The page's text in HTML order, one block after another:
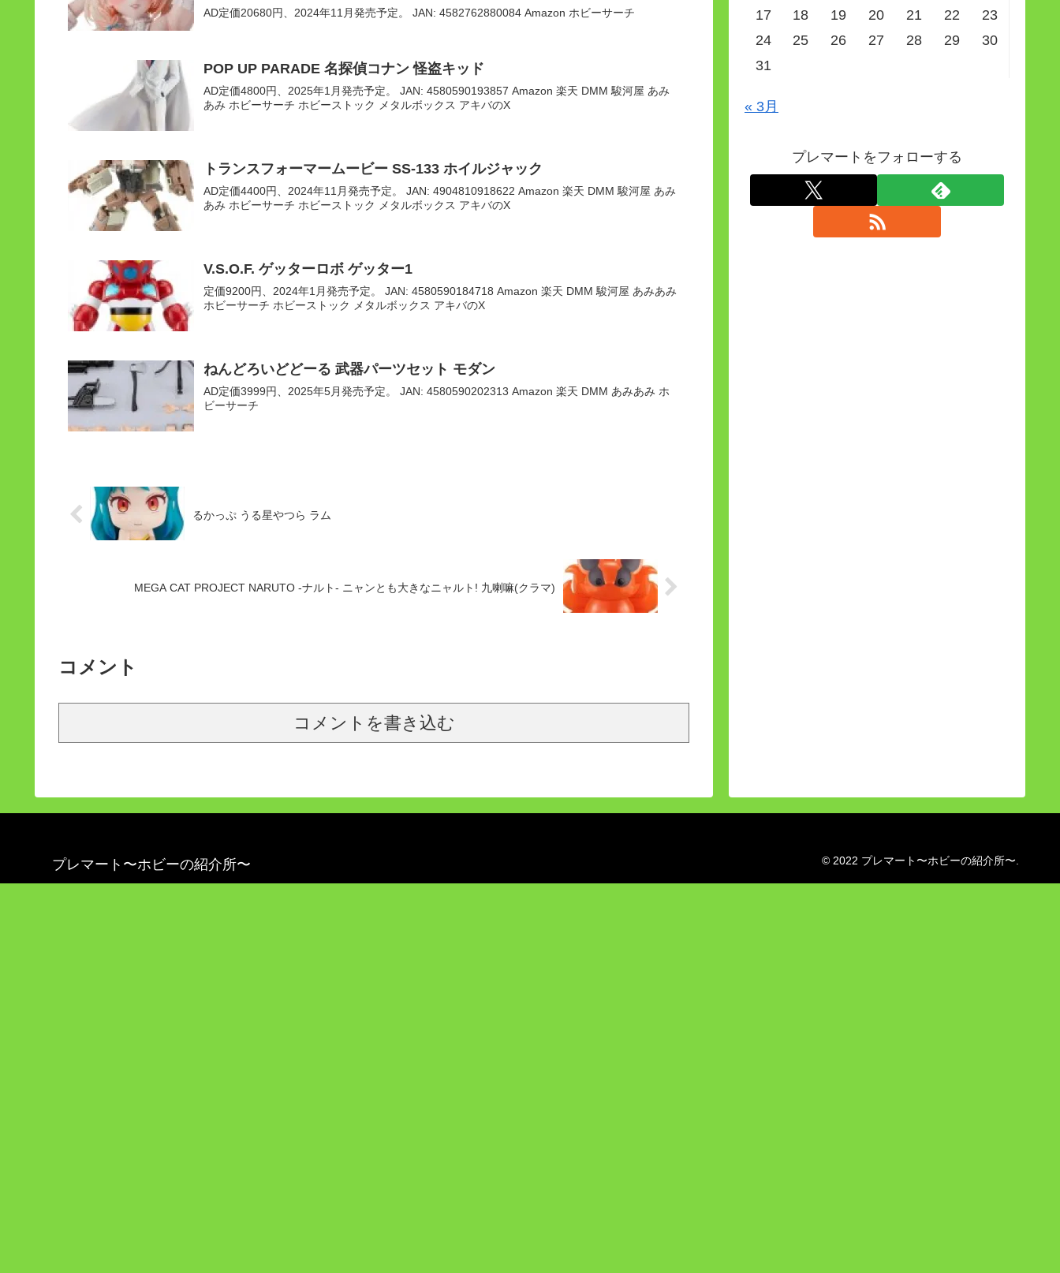
AD定価20680円、2024年11月発売予定。 JAN: 4582762880084 Amazon ホビーサーチ
POP UP PARADE 名探偵コナン 怪盗キッド
AD定価4800円、2025年1月発売予定。 JAN: 4580590193857 Amazon 楽天 DMM 駿河屋 あみ
あみ ホビーサーチ ホビーストック メタルボックス アキバのX
トランスフォーマームービー SS-133 ホイルジャック
AD定価4400円、2024年11月発売予定。 JAN: 4904810918622 Amazon 楽天 DMM 駿河屋 あみ
あみ ホビーサーチ ホビーストック メタルボックス アキバのX
V.S.O.F. ゲッターロボ ゲッター1
定価9200円、2024年1月発売予定。 JAN: 4580590184718 Amazon 楽天 DMM 駿河屋 あみあみ
ホビーサーチ ホビーストック メタルボックス アキバのX
ねんどろいどどーる 武器パーツセット モダン
AD定価3999円、2025年5月発売予定。 JAN: 4580590202313 Amazon 楽天 DMM あみあみ ホ
ビーサーチ
るかっぷ うる星やつら ラム
MEGA CAT PROJECT NARUTO -ナルト- ニャンとも大きなニャルト! 九喇嘛(クラマ)
コメント
コメントを書き込む
17
18 19 20 21 22
23
24
25 26 27 28 29
30
31
« 3月
プレマートをフォローする
プレマート〜ホビーの紹介所〜 © 2022 プレマート〜ホビーの紹介所〜.